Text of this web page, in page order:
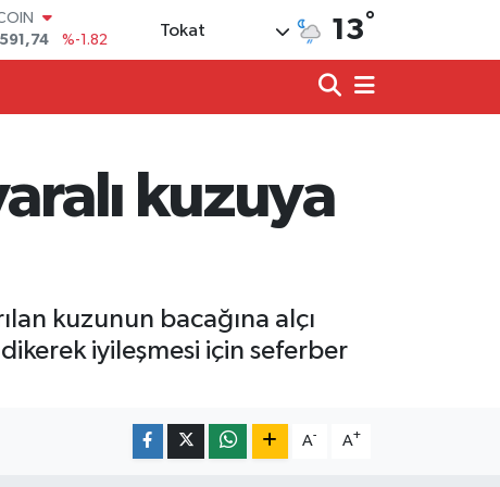
%0.19
%0.19
Tokat 13°
kuzuya
kuzunun bacağına alçı
iyileşmesi için seferber
A- A+